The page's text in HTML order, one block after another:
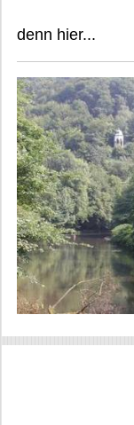
denn hier...